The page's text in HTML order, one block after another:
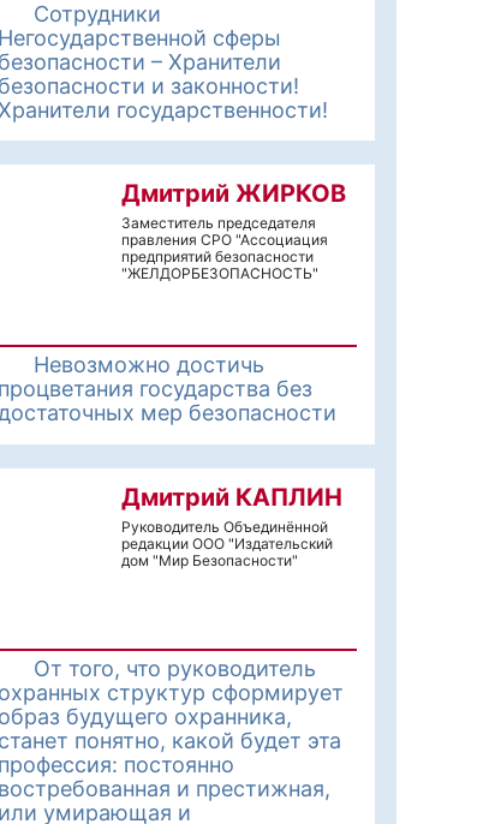
Сотрудники
Негосударственной сферы
безопасности – Хранители
безопасности и законности!
государственности!
Дмитрий ЖИРКОВ
Заместитель председателя
правления СРО "Ассоциация
предприятий безопасности
"ЖЕЛДОРБЕЗОПАСНОСТЬ"
Невозможно достичь
процветания государства без
мер безопасности
Дмитрий КАПЛИН
Руководитель Объединённой
редакции ООО "Издательский
дом "Мир Безопасности"
От того, что руководитель
охранных структур сформирует
образ будущего охранника,
станет понятно, какой будет эта
профессия: постоянно
востребованная и престижная,
или умирающая и